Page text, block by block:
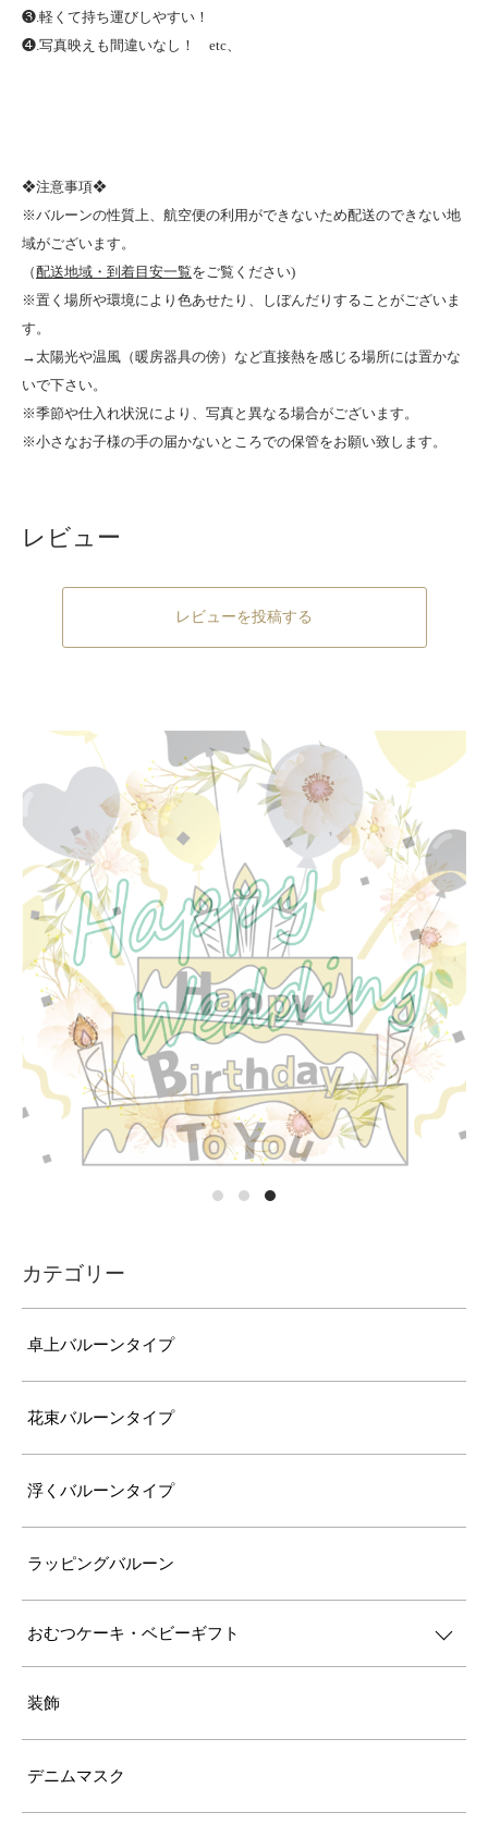
❸.軽くて持ち運びしやすい！
❹.写真映えも間違いなし！ etc、
❖注意事項❖
※バルーンの性質上、航空便の利用ができないため配送のできない地
域がございます。
（配送地域・到着目安一覧をご覧ください)
※置く場所や環境により色あせたり、しぼんだりすることがございま
す。
→太陽光や温風（暖房器具の傍）など直接熱を感じる場所には置かな
いで下さい。
※季節や仕入れ状況により、写真と異なる場合がございます。
※小さなお子様の手の届かないところでの保管をお願い致します。
レビュー
レビューを投稿する
カテゴリー
卓上バルーンタイプ
花束バルーンタイプ
浮くバルーンタイプ
ラッピングバルーン
おむつケーキ・ベビーギフト
装飾
デニムマスク